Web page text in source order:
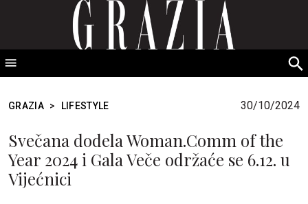
GRAZIA Srbija
GRAZIA > LIFESTYLE 30/10/2024
Svečana dodela Woman.Comm of the
Year 2024 i Gala Veče održaće se 6.12. u
Vijećnici